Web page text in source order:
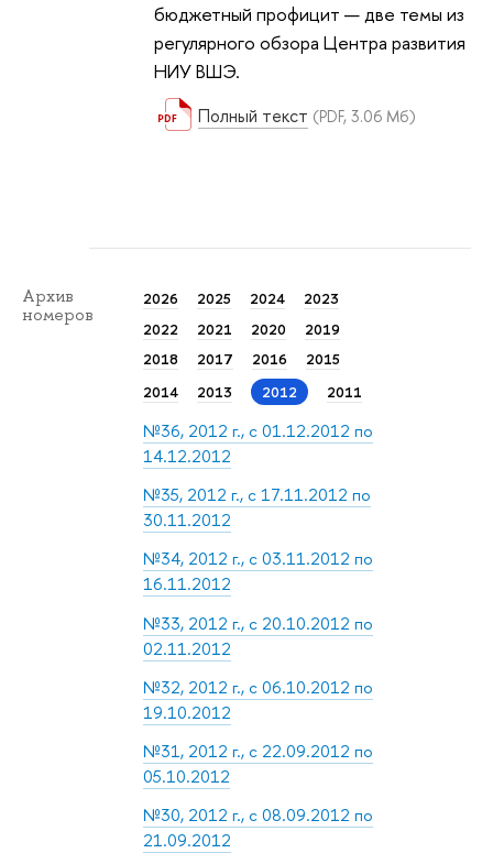
бюджетный профицит — две темы из
регулярного обзора Центра развития
НИУ ВШЭ.
Полный текст (PDF, 3.06 Мб)
Архив
номеров
2026 2025 2024
2023
2022
2021 2020
2019
2018
2017 2016
2015
2014
2013 2012 2011
№36, 2012 г., с 01.12.2012 по
14.12.2012
№35, 2012 г., с 17.11.2012 по
30.11.2012
№34, 2012 г., с 03.11.2012 по
16.11.2012
№33, 2012 г., с 20.10.2012 по
02.11.2012
№32, 2012 г., с 06.10.2012 по
19.10.2012
№31, 2012 г., с 22.09.2012 по
05.10.2012
№30, 2012 г., с 08.09.2012 по
21.09.2012